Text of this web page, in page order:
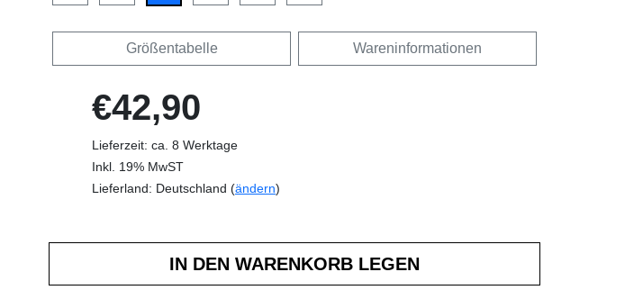
Größentabelle Wareninformationen
€42,90
Lieferzeit: ca. 8 Werktage
Inkl. 19% MwST
Lieferland: Deutschland (ändern)